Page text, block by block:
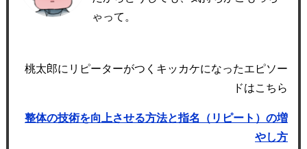
ゃって。
桃太郎にリピーターがつくキッカケになったエピソー
ドはこちら
整体の技術を向上させる方法と指名（リピート）の増
やし方